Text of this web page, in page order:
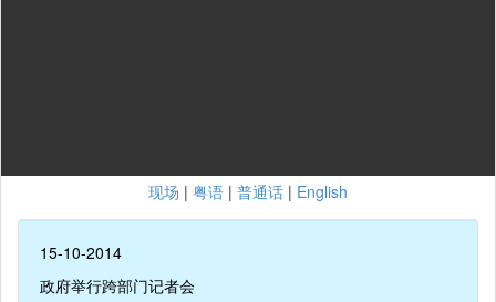
现场 | 粤语 | 普通话 | English
15-10-2014
政府举行跨部门记者会